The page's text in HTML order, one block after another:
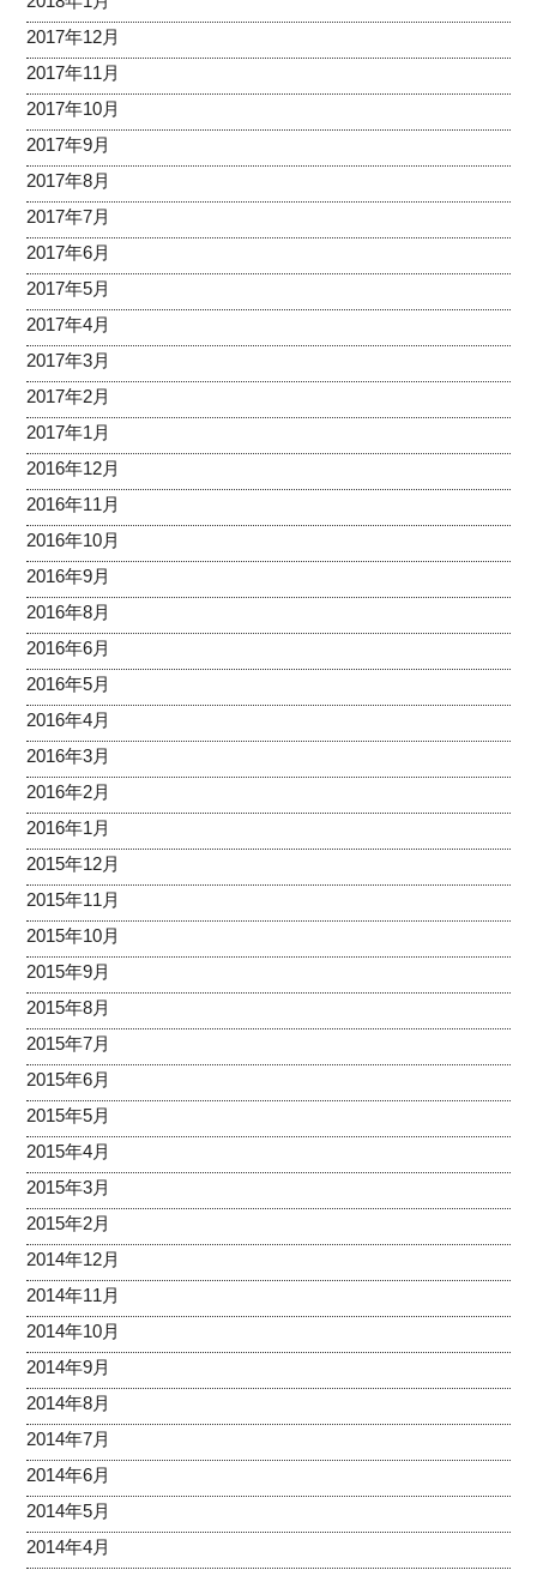
2017年12月
2017年11月
2017年10月
2017年9月
2017年8月
2017年7月
2017年6月
2017年5月
2017年4月
2017年3月
2017年2月
2017年1月
2016年12月
2016年11月
2016年10月
2016年9月
2016年8月
2016年6月
2016年5月
2016年4月
2016年3月
2016年2月
2016年1月
2015年12月
2015年11月
2015年10月
2015年9月
2015年8月
2015年7月
2015年6月
2015年5月
2015年4月
2015年3月
2015年2月
2014年12月
2014年11月
2014年10月
2014年9月
2014年8月
2014年7月
2014年6月
2014年5月
2014年4月